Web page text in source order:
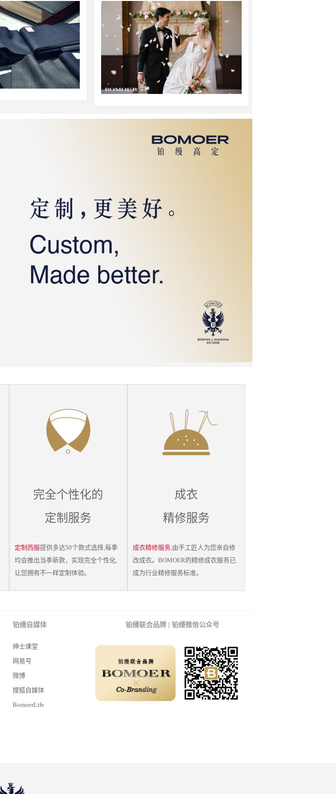
完全个性化的
定制服务
定制西服提供多达50个款式选择,每季
均会推出当季新款，实现完全个性化,
让您拥有不一样定制体验。
成衣
精修服务
成衣精修服务,由手工匠人为您亲自修
改成衣。BOMOER的精修成衣服务已
成为行业精修服务标准。
铂缦自媒体
绅士课堂
网易号
微博
搜狐自媒体
BomoerLife
铂缦联合品牌 | 铂缦微信公众号